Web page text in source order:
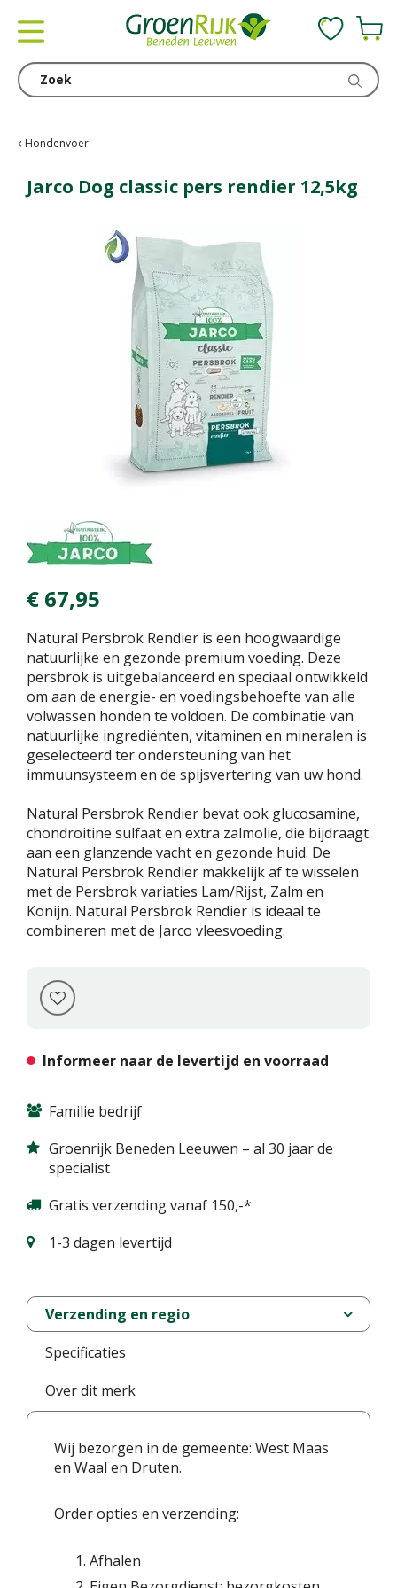
Hondenvoer
Jarco Dog classic pers rendier 12,5kg
€ 67,95
Natural Persbrok Rendier is een hoogwaardige
natuurlijke en gezonde premium voeding. Deze
persbrok is uitgebalanceerd en speciaal ontwikkeld
om aan de energie- en voedingsbehoefte van alle
volwassen honden te voldoen. De combinatie van
natuurlijke ingrediënten, vitaminen en mineralen is
geselecteerd ter ondersteuning van het
immuunsysteem en de spijsvertering van uw hond.
Natural Persbrok Rendier bevat ook glucosamine,
chondroitine sulfaat en extra zalmolie, die bijdraagt
aan een glanzende vacht en gezonde huid. De
Natural Persbrok Rendier makkelijk af te wisselen
met de Persbrok variaties Lam/Rijst, Zalm en
Konijn. Natural Persbrok Rendier is ideaal te
combineren met de Jarco vleesvoeding.
Informeer naar de levertijd en voorraad
Familie bedrijf
Groenrijk Beneden Leeuwen – al 30 jaar de
specialist
Gratis verzending vanaf 150,-*
1-3 dagen levertijd
Verzending en regio
Specificaties
Over dit merk
Wij bezorgen in de gemeente: West Maas
en Waal en Druten.
Order opties en verzending:
Afhalen